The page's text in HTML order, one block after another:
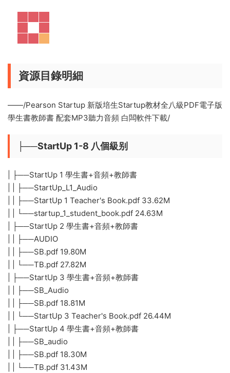
資源目錄明細
——/Pearson Startup 新版培生Startup教材全八級PDF電子版
學生書教師書 配套MP3聽力音頻 白闆軟件下載/
├──StartUp 1-8 八個級别
| ├──StartUp 1 學生書+音頻+教師書
| | ├──StartUp_L1_Audio
| | ├──StartUp 1 Teacher's Book.pdf 33.62M
| | └──startup_1_student_book.pdf 24.63M
| ├──StartUp 2 學生書+音頻+教師書
| | ├──AUDIO
| | ├──SB.pdf 19.80M
| | └──TB.pdf 27.82M
| ├──StartUp 3 學生書+音頻+教師書
| | ├──SB_Audio
| | ├──SB.pdf 18.81M
| | └──StartUp 3 Teacher's Book.pdf 26.44M
| ├──StartUp 4 學生書+音頻+教師書
| | ├──SB_audio
| | ├──SB.pdf 18.30M
| | └──TB.pdf 31.43M